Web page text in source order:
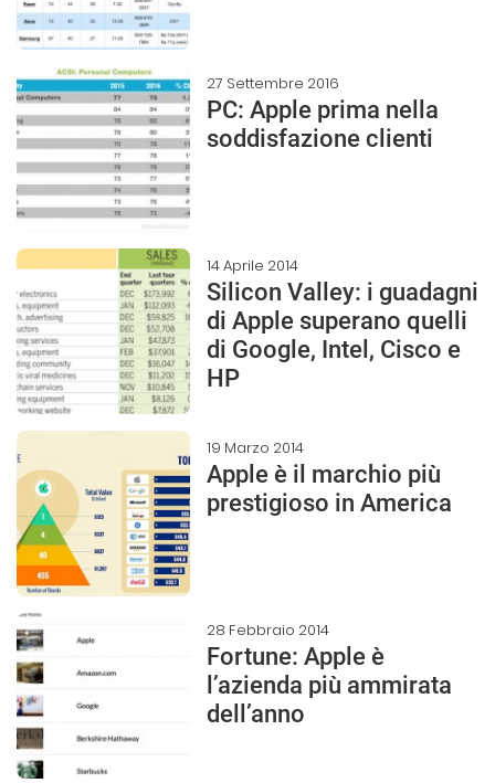
27 Settembre 2016
PC: Apple prima nella
soddisfazione clienti
14 Aprile 2014
Silicon Valley: i guadagni
di Apple superano quelli
di Google, Intel, Cisco e
HP
19 Marzo 2014
Apple è il marchio più
prestigioso in America
28 Febbraio 2014
Fortune: Apple è
l’azienda più ammirata
dell’anno